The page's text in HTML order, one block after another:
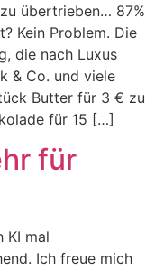
übertrieben… 87%
Kein Problem. Die
die nach Luxus
& Co. und viele
Butter für 3 € zu
für 15 […]
für
KI mal
Ich freue mich